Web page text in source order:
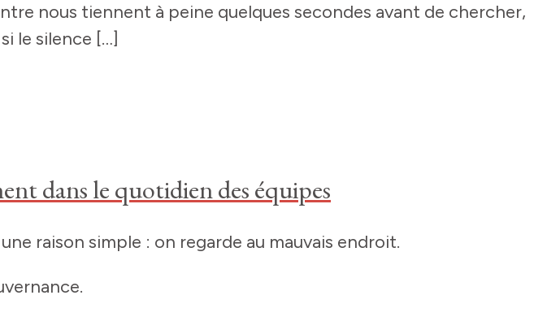
nous tiennent à peine quelques secondes avant de chercher,
le silence […]
dans le quotidien des équipes
raison simple : on regarde au mauvais endroit.